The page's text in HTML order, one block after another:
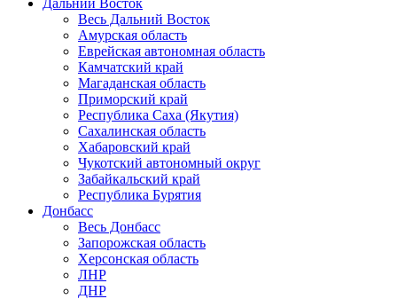
Дальний Восток
Весь Дальний Восток
Амурская область
Еврейская автономная область
Камчатский край
Магаданская область
Приморский край
Республика Саха (Якутия)
Сахалинская область
Хабаровский край
Чукотский автономный округ
Забайкальский край
Республика Бурятия
Донбасс
Весь Донбасс
Запорожская область
Херсонская область
ЛНР
ДНР